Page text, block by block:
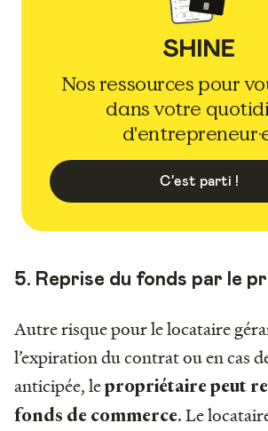
Nos ressources pour
dans votre
C'est parti !
5. Reprise du fonds par le
Autre risque pour le locataire
l’expiration du contrat ou en cas
anticipée, lepropriétaire peut
fonds de commerce. Le